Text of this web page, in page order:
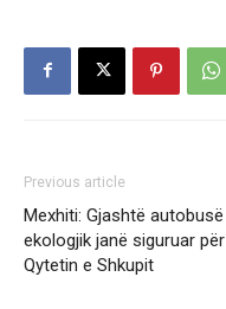
Previous article
Mexhiti: Gjashtë autobusë
ekologjik janë siguruar për
Qytetin e Shkupit